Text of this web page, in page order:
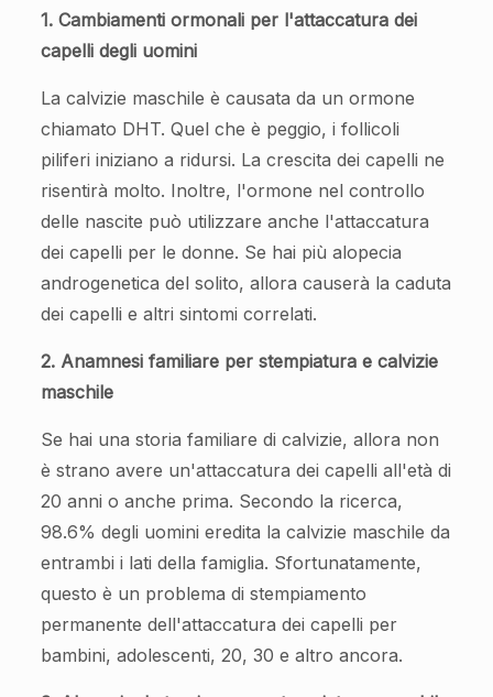
1. Cambiamenti ormonali per l'attaccatura dei
capelli degli uomini
La calvizie maschile è causata da un ormone
chiamato DHT. Quel che è peggio, i follicoli
piliferi iniziano a ridursi. La crescita dei capelli ne
risentirà molto. Inoltre, l'ormone nel controllo
delle nascite può utilizzare anche l'attaccatura
dei capelli per le donne. Se hai più alopecia
androgenetica del solito, allora causerà la caduta
dei capelli e altri sintomi correlati.
2. Anamnesi familiare per stempiatura e calvizie
maschile
Se hai una storia familiare di calvizie, allora non
è strano avere un'attaccatura dei capelli all'età di
20 anni o anche prima. Secondo la ricerca,
98.6% degli uomini eredita la calvizie maschile da
entrambi i lati della famiglia. Sfortunatamente,
questo è un problema di stempiamento
permanente dell'attaccatura dei capelli per
bambini, adolescenti, 20, 30 e altro ancora.